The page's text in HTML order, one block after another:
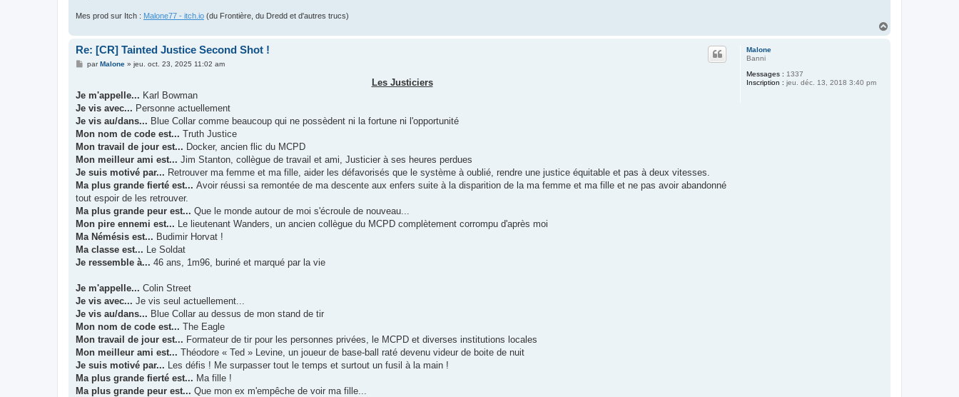
Mes prod sur Itch : Malone77 - itch.io (du Frontière, du Dredd et d'autres trucs)
Malone
Banni
Messages : 1337
Inscription : jeu. déc. 13, 2018 3:40 pm
Re: [CR] Tainted Justice Second Shot !
M
a
g
parMalone» jeu. oct. 23, 2025 11:02 am
Les Justiciers
Je m'appelle... Karl Bowman
Je vis avec... Personne actuellement
Je vis au/dans... Blue Collar comme beaucoup qui ne possèdent ni la fortune ni l'opportunité
Mon nom de code est... Truth Justice
Mon travail de jour est... Docker, ancien flic du MCPD
Mon meilleur ami est... Jim Stanton, collègue de travail et ami, Justicier à ses heures perdues
Je suis motivé par... Retrouver ma femme et ma fille, aider les défavorisés que le système à oublié, rendre une justice équitable et pas à deux vitesses.
Ma plus grande fierté est... Avoir réussi sa remontée de ma descente aux enfers suite à la disparition de la ma femme et ma fille et ne pas avoir abandonné
tout espoir de les retrouver.
Ma plus grande peur est... Que le monde autour de moi s'écroule de nouveau...
Mon pire ennemi est...
Le lieutenant Wanders, un ancien collègue du MCPD complètement corrompu d'après moi
Ma Némésis est... Budimir Horvat !
Ma classe est...
Le Soldat
Je ressemble à... 46 ans, 1m96, buriné et marqué par la vie
Je m'appelle... Colin Street
Je vis avec... Je vis seul actuellement...
Je vis au/dans... Blue Collar au dessus de mon stand de tir
Mon nom de code est... The Eagle
Mon travail de jour est... Formateur de tir pour les personnes privées, le MCPD et diverses institutions locales
Mon meilleur ami est... Théodore « Ted » Levine, un joueur de base-ball raté devenu videur de boite de nuit
Je suis motivé par...
Les défis ! Me surpasser tout le temps et surtout un fusil à la main !
Ma plus grande fierté est... Ma fille !
Ma plus grande peur est... Que mon ex m'empêche de voir ma fille...